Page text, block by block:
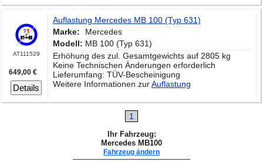
AT111529
649,00 €
Details
Auflastung Mercedes MB 100 (Typ 631)
Marke:
Mercedes
Modell: MB 100 (Typ 631)
Erhöhung des zul. Gesamtgewichts auf 2805 kg
Keine Technischen Änderungen erforderlich
Lieferumfang: TÜV-Bescheinigung
Weitere Informationen zurAuflastung
1
Ihr Fahrzeug:
Mercedes MB100
Fahrzeug ändern